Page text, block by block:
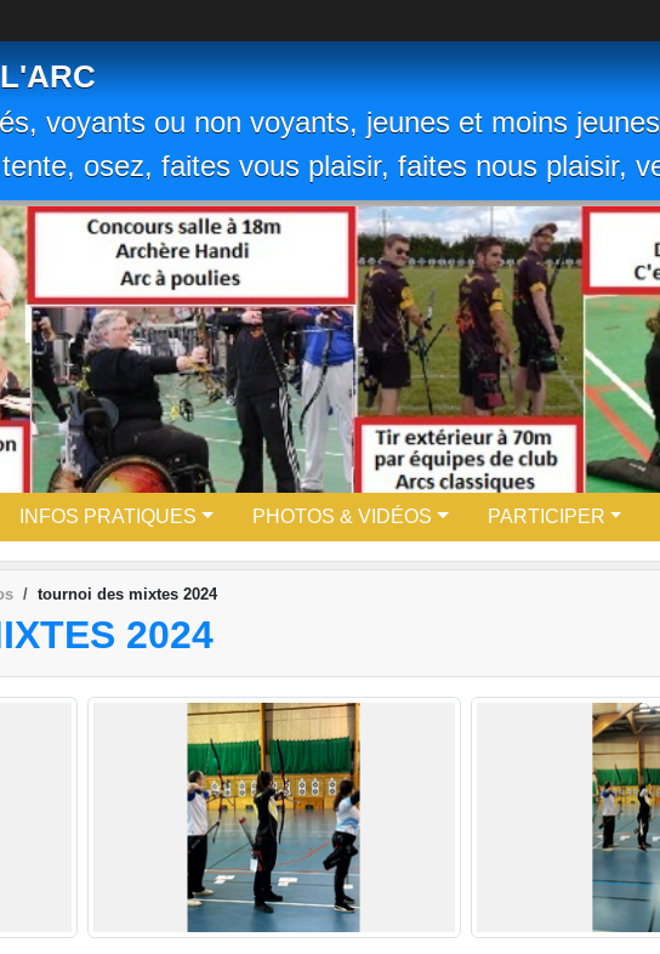
voyants ou non voyants, jeunes et moins
osez, faites vous plaisir, faites nous plaisir,
INFOS PRATIQUES PHOTOS & VIDÉOS PARTICIPER
tournoi des mixtes 2024
2024